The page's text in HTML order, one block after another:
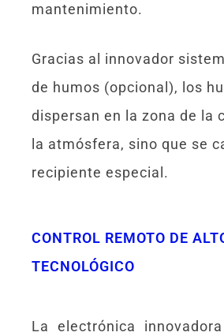
mantenimiento.
Gracias al innovador
de humos (opcional), los
dispersan en la zona de la
la atmósfera, sino que se
recipiente especial.
CONTROL REMOTO DE
TECNOLÓGICO
La electrónica